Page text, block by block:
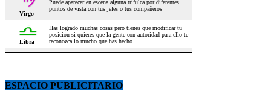
ESPACIO PUBLICITARIO